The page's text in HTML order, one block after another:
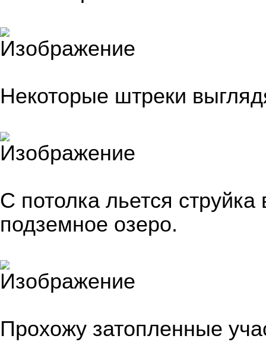
Некоторые штреки
С потолка льется
подземное озеро.
Прохожу затопленные